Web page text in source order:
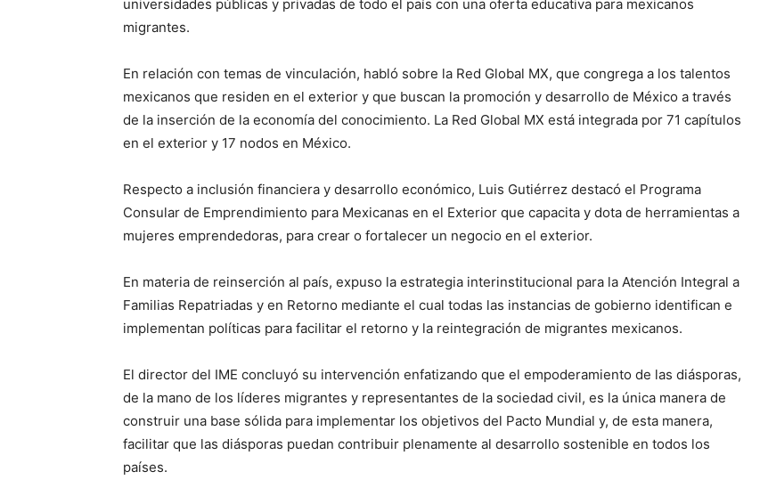
universidades públicas y privadas de todo el país con una oferta educativa para mexicanos
migrantes.
En relación con temas de vinculación, habló sobre la Red Global MX, que congrega a los talentos
mexicanos que residen en el exterior y que buscan la promoción y desarrollo de México a través
de la inserción de la economía del conocimiento. La Red Global MX está integrada por 71 capítulos
en el exterior y 17 nodos en México.
Respecto a inclusión financiera y desarrollo económico, Luis Gutiérrez destacó el Programa
Consular de Emprendimiento para Mexicanas en el Exterior que capacita y dota de herramientas a
mujeres emprendedoras, para crear o fortalecer un negocio en el exterior.
En materia de reinserción al país, expuso la estrategia interinstitucional para la Atención Integral a
Familias Repatriadas y en Retorno mediante el cual todas las instancias de gobierno identifican e
implementan políticas para facilitar el retorno y la reintegración de migrantes mexicanos.
El director del IME concluyó su intervención enfatizando que el empoderamiento de las diásporas,
de la mano de los líderes migrantes y representantes de la sociedad civil, es la única manera de
construir una base sólida para implementar los objetivos del Pacto Mundial y, de esta manera,
facilitar que las diásporas puedan contribuir plenamente al desarrollo sostenible en todos los
países.